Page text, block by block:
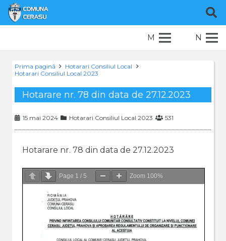
M N
Prima pagină
Hotarari Consiliul Local
Hotarari Consiliul Local 2023
Hotarare nr. 78 din data de 27.12.2023
15 mai 2024 Hotarari Consiliul Local 2023 531
Hotarare nr. 78 din data de 27.12.2023
Page 1 / 5 Zoom 100%